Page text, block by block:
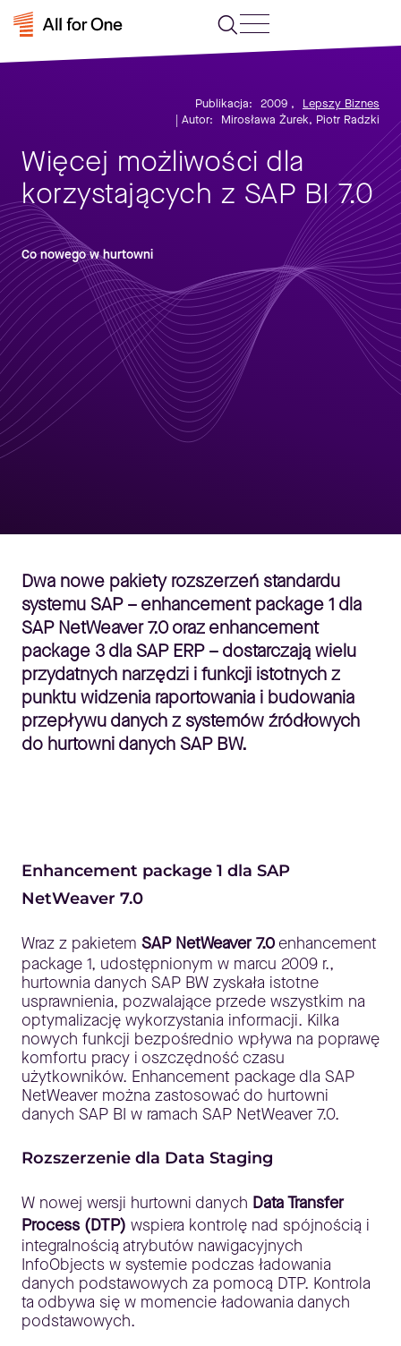
Publikacja: 2009 ,
Lepszy Biznes
| Autor:
Mirosława Żurek, Piotr Radzki
Więcej możliwości dla
korzystających z SAP BI 7.0
Co nowego w hurtowni
Dwa nowe pakiety rozszerzeń standardu
systemu SAP – enhancement package 1 dla
SAP NetWeaver 7.0 oraz enhancement
package 3 dla SAP ERP – dostarczają wielu
przydatnych narzędzi i funkcji istotnych z
punktu widzenia raportowania i budowania
przepływu danych z systemów źródłowych
do hurtowni danych SAP BW.
Enhancement package 1 dla SAP
NetWeaver 7.0
Wraz z pakietem SAP NetWeaver 7.0 enhancement
package 1, udostępnionym w marcu 2009 r.,
hurtownia danych SAP BW zyskała istotne
usprawnienia, pozwalające przede wszystkim na
optymalizację wykorzystania informacji. Kilka
nowych funkcji bezpośrednio wpływa na poprawę
komfortu pracy i oszczędność czasu
użytkowników. Enhancement package dla SAP
NetWeaver można zastosować do hurtowni
danych SAP BI w ramach SAP NetWeaver 7.0.
Rozszerzenie dla Data Staging
W nowej wersji hurtowni danych Data Transfer
Process (DTP) wspiera kontrolę nad spójnością i
integralnością atrybutów nawigacyjnych
InfoObjects w systemie podczas ładowania
danych podstawowych za pomocą DTP. Kontrola
ta odbywa się w momencie ładowania danych
podstawowych.